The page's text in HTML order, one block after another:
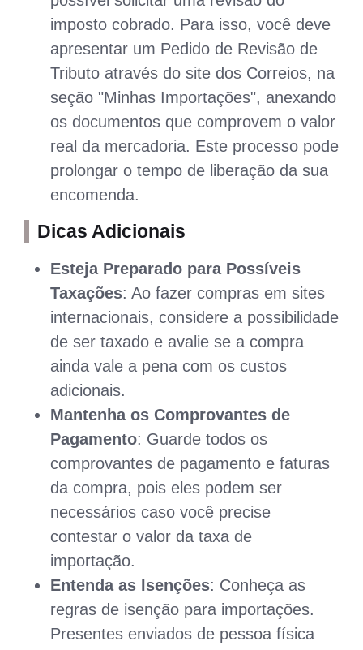
imposto cobrado. Para isso, você deve
apresentar um Pedido de Revisão de
Tributo através do site dos Correios, na
seção "Minhas Importações", anexando
os documentos que comprovem o valor
real da mercadoria. Este processo pode
prolongar o tempo de liberação da sua
encomenda.
Dicas Adicionais
Esteja Preparado para Possíveis
Taxações: Ao fazer compras em sites
internacionais, considere a possibilidade
de ser taxado e avalie se a compra
ainda vale a pena com os custos
adicionais.
Mantenha os Comprovantes de
Pagamento: Guarde todos os
comprovantes de pagamento e faturas
da compra, pois eles podem ser
necessários caso você precise
contestar o valor da taxa de
importação.
Entenda as Isenções: Conheça as
regras de isenção para importações.
Presentes enviados de pessoa física